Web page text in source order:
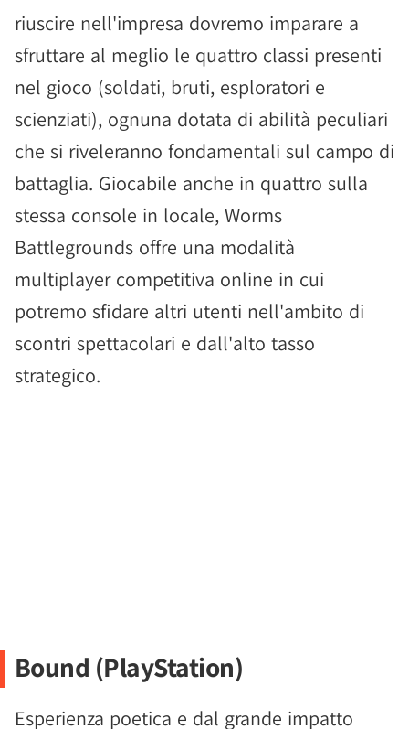
riuscire nell'impresa dovremo imparare a
sfruttare al meglio le quattro classi presenti
nel gioco (soldati, bruti, esploratori e
scienziati), ognuna dotata di abilità peculiari
che si riveleranno fondamentali sul campo di
battaglia. Giocabile anche in quattro sulla
stessa console in locale, Worms
Battlegrounds offre una modalità
multiplayer competitiva online in cui
potremo sfidare altri utenti nell'ambito di
scontri spettacolari e dall'alto tasso
strategico.
Bound (PlayStation)
Esperienza poetica e dal grande impatto